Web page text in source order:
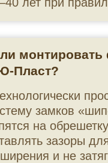
Рассчитаем точное
доборов, утеплителя и
в подарок. Покажем,
дом после отделки — до
по Волгоградской
со склада также возможен.